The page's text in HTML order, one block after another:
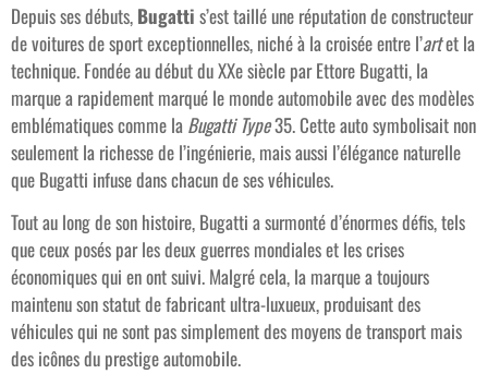
Depuis ses débuts, Bugatti s’est taillé une réputation de constructeur
de voitures de sport exceptionnelles, niché à la croisée entre l’artet la
technique. Fondée au début du XXe siècle par Ettore Bugatti, la
marque a rapidement marqué le monde automobile avec des modèles
emblématiques comme la Bugatti Type35. Cette auto symbolisait non
seulement la richesse de l’ingénierie, mais aussi l’élégance naturelle
que Bugatti infuse dans chacun de ses véhicules.
Tout au long de son histoire, Bugatti a surmonté d’énormes défis, tels
que ceux posés par les deux guerres mondiales et les crises
économiques qui en ont suivi. Malgré cela, la marque a toujours
maintenu son statut de fabricant ultra-luxueux, produisant des
véhicules qui ne sont pas simplement des moyens de transport mais
des icônes du prestige automobile.